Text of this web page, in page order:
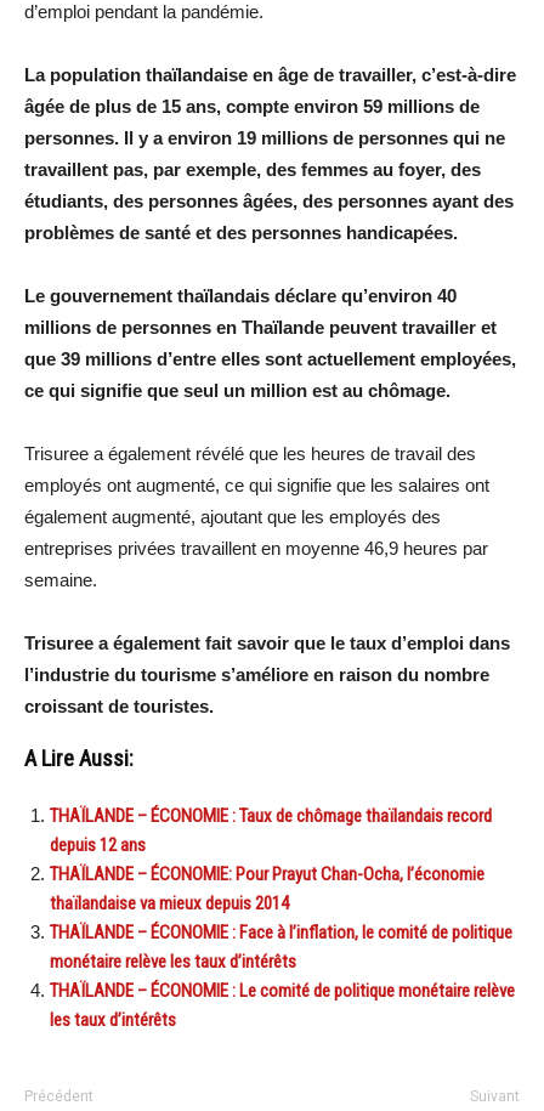
d’emploi pendant la pandémie.
La population thaïlandaise en âge de travailler, c’est-à-dire
âgée de plus de 15 ans, compte environ 59 millions de
personnes. Il y a environ 19 millions de personnes qui ne
travaillent pas, par exemple, des femmes au foyer, des
étudiants, des personnes âgées, des personnes ayant des
problèmes de santé et des personnes handicapées.
Le gouvernement thaïlandais déclare qu’environ 40
millions de personnes en Thaïlande peuvent travailler et
que 39 millions d’entre elles sont actuellement employées,
ce qui signifie que seul un million est au chômage.
Trisuree a également révélé que les heures de travail des
employés ont augmenté, ce qui signifie que les salaires ont
également augmenté, ajoutant que les employés des
entreprises privées travaillent en moyenne 46,9 heures par
semaine.
Trisuree a également fait savoir que le taux d’emploi dans
l’industrie du tourisme s’améliore en raison du nombre
croissant de touristes.
A Lire Aussi:
THAÏLANDE – ÉCONOMIE : Taux de chômage thaïlandais record
depuis 12 ans
THAÏLANDE – ÉCONOMIE: Pour Prayut Chan-Ocha, l’économie
thaïlandaise va mieux depuis 2014
THAÏLANDE – ÉCONOMIE : Face à l’inflation, le comité de politique
monétaire relève les taux d’intérêts
THAÏLANDE – ÉCONOMIE : Le comité de politique monétaire relève
les taux d’intérêts
Précédent Suivant